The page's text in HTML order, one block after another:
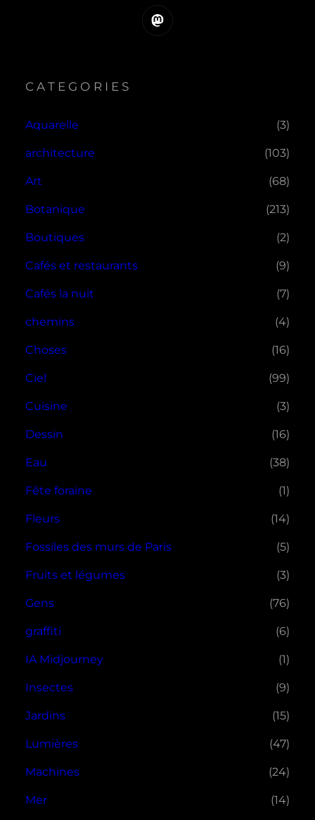
Mastodon
CATEGORIES
Aquarelle (3)
architecture (103)
Art (68)
Botanique (213)
Boutiques (2)
Cafés et restaurants (9)
Cafés la nuit (7)
chemins (4)
Choses (16)
Ciel (99)
Cuisine (3)
Dessin (16)
Eau (38)
Fête foraine (1)
Fleurs (14)
Fossiles des murs de Paris (5)
Fruits et légumes (3)
Gens (76)
graffiti (6)
IA Midjourney (1)
Insectes (9)
Jardins (15)
Lumières (47)
Machines (24)
Mer (14)